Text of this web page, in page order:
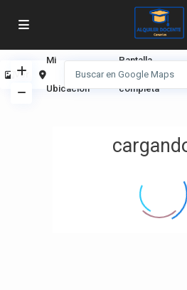
Ver
Mi
Ubicación
Pantalla
completa